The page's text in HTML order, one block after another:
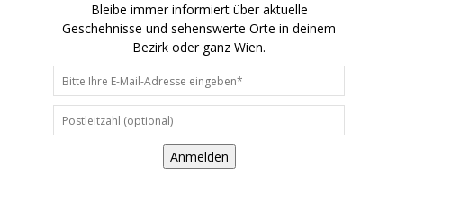
Bleibe immer informiert über aktuelle
Geschehnisse und sehenswerte Orte in deinem
Bezirk oder ganz Wien.
Anmelden